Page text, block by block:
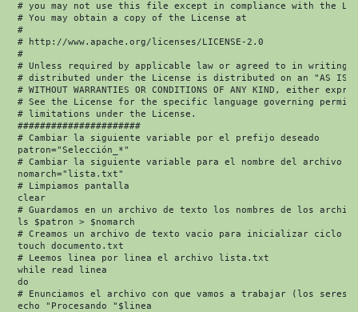
# you may not use this file except in compliance with the
# You may obtain a copy of the License at
#
# http://www.apache.org/licenses/LICENSE-2.0
#
# Unless required by applicable law or agreed to in writing,
# distributed under the License is distributed on an "AS IS"
# WITHOUT WARRANTIES OR CONDITIONS OF ANY KIND, either
# See the License for the specific language governing
# limitations under the License.
######################
# Cambiar la siguiente variable por el prefijo deseado
patron="Selección_*"
# Cambiar la siguiente variable para el nombre del archivo
nomarch="lista.txt"
# Limpiamos pantalla
clear
# Guardamos en un archivo de texto los nombres de los
ls $patron > $nomarch
# Creamos un archivo de texto vacio para inicializar ciclo
touch documento.txt
# Leemos linea por linea el archivo lista.txt
while read linea
do
# Enunciamos el archivo con que vamos a trabajar (los seres
echo "Procesando "$linea